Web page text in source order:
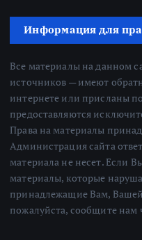
Информация для
Все материалы на данном
источников — имеют
интернете или присланы
предоставляются
Права на материалы
Администрация сайта
материала не несет. Если
материалы, которые
принадлежащие Вам,
пожалуйста, сообщите нам